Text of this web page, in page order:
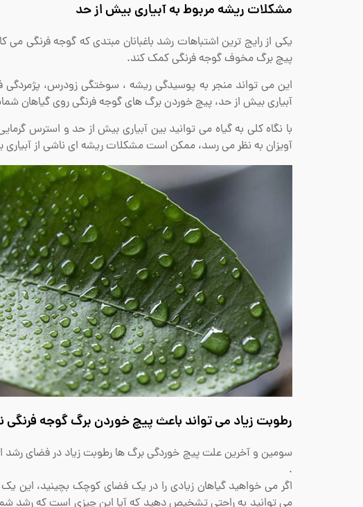
مشکلات ریشه مربوط به آبیاری بیش از حد
یکی از رایج ترین اشتباهات رشد باغبانان مبتدی که گوجه فرنگی
پیچ برگ مخوف گوجه فرنگی کمک کند.
این می تواند منجر به پوسیدگی ریشه ، سوختگی زودرس، پژمردگی
آبیاری بیش از حد، پیچ خوردن برگ های گوجه فرنگی روی گیاهان
با نگاه کلی به گیاه می توانید بین آبیاری بیش از حد و استرس
آویزان به نظر می رسد، ممکن است مشکلات ریشه ای ناشی از
رطوبت زیاد می تواند باعث پیچ خوردن برگ گوجه فرنگی
سومین و آخرین علت پیچ خوردگی برگ ها رطوبت زیاد در فضای رشد
.
اگر می خواهید گیاهان زیادی را در یک فضای کوچک بچینید،